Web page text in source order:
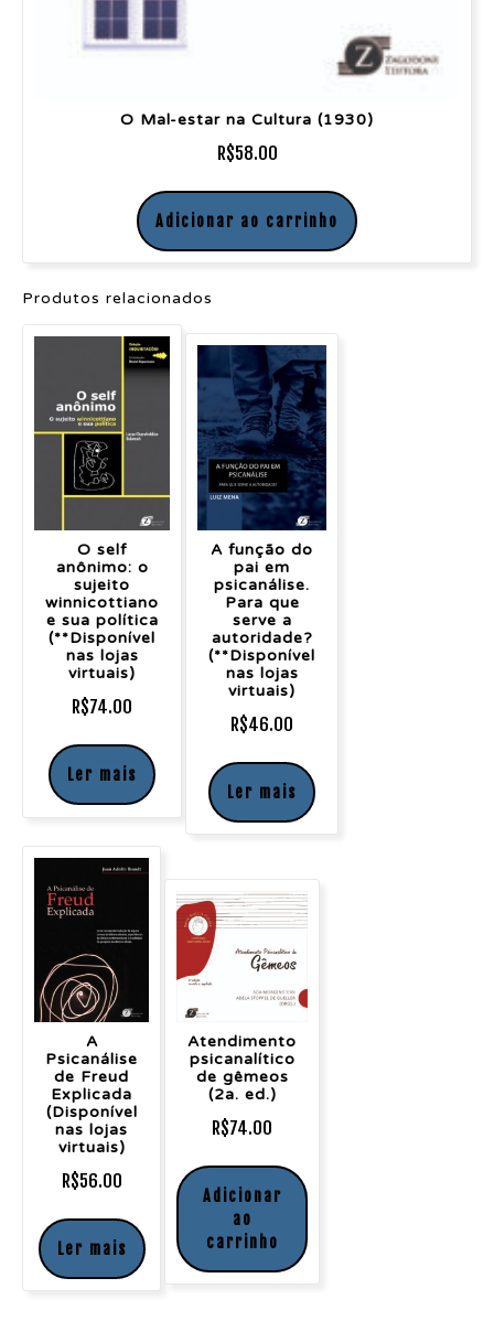
O Mal-estar na Cultura (1930)
R$58.00
Adicionar ao carrinho
Produtos relacionados
O self
anônimo: o
sujeito
winnicottiano
e sua política
(**Disponível
nas lojas
virtuais)
R$74.00
Ler mais
A função do
pai em
psicanálise.
Para que
serve a
autoridade?
(**Disponível
nas lojas
virtuais)
R$46.00
Ler mais
A
Psicanálise
de Freud
Explicada
(Disponível
nas lojas
virtuais)
R$56.00
Ler mais
Atendimento
psicanalítico
de gêmeos
(2a. ed.)
R$74.00
Adicionar
ao
carrinho